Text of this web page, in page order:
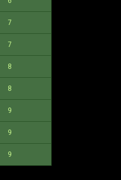
7
7
8
8
9
9
9